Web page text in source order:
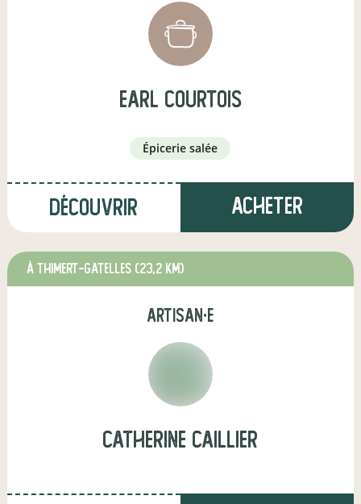
earl courtois
épicerie salée
Découvrir Acheter
à THIMERT-GATELLES (23,2 km)
artisan·e
catherine caillier